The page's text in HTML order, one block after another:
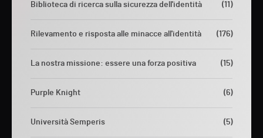
Biblioteca di ricerca sulla sicurezza dell'identità (11)
Rilevamento e risposta alle minacce all'identità (176)
La nostra missione: essere una forza positiva (15)
Purple Knight (6)
Università Semperis (5)